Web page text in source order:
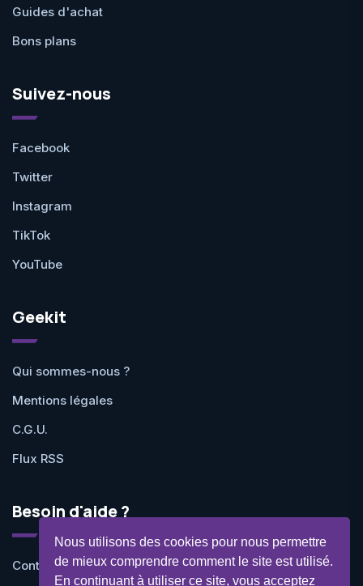
Nous utilisons des cookies pour nous permettre
de mieux comprendre comment le site est utilisé.
En continuant à utiliser ce site, vous acceptez
Guides d'achat
Bons plans
Suivez-nous
Facebook
Twitter
Instagram
TikTok
YouTube
Geekit
Qui sommes-nous ?
Mentions légales
C.G.U.
Flux RSS
Besoin d'aide ?
Contactez-nous